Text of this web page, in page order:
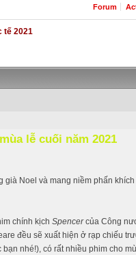
Forum
tế 2021
lễ cuối năm 2021
Noel và mang niềm phấn
chính kịch Spencercủa Công
đều sẽ xuất hiện ở rạp chiếu
bạn nhé!), có rất nhiều phim cho